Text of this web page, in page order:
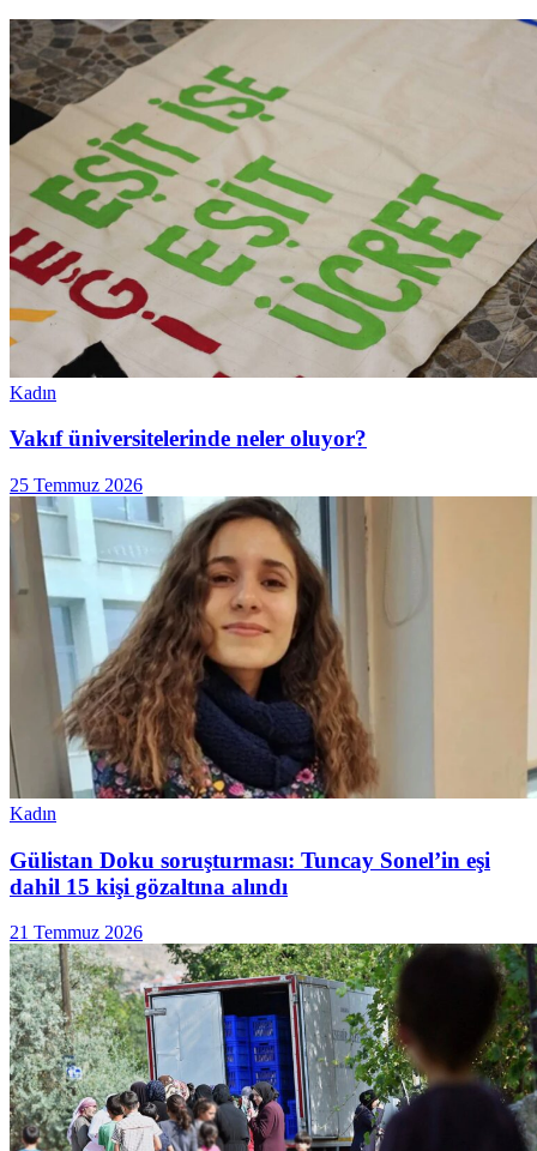
Kadın
Vakıf üniversitelerinde neler oluyor?
25 Temmuz 2026
Kadın
Gülistan Doku soruşturması: Tuncay Sonel’in eşi
dahil 15 kişi gözaltına alındı
21 Temmuz 2026